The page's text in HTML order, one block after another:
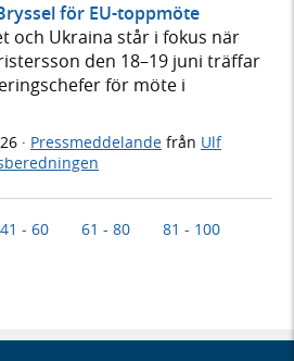
för EU-toppmöte
och Ukraina står i fokus när
den 18–19 juni träffar
för möte i
· Pressmeddelande från Ulf
41 - 60 61 - 80 81 - 100